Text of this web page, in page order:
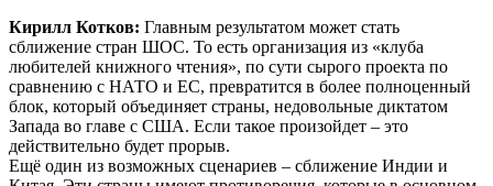
Кирилл Котков: Главным результатом может стать
сближение стран ШОС. То есть организация из «клуба
любителей книжного чтения», по сути сырого проекта по
сравнению с НАТО и ЕС, превратится в более полноценный
блок, который объединяет страны, недовольные диктатом
Запада во главе с США. Если такое произойдет – это
действительно будет прорыв.
Ещё один из возможных сценариев – сближение Индии и